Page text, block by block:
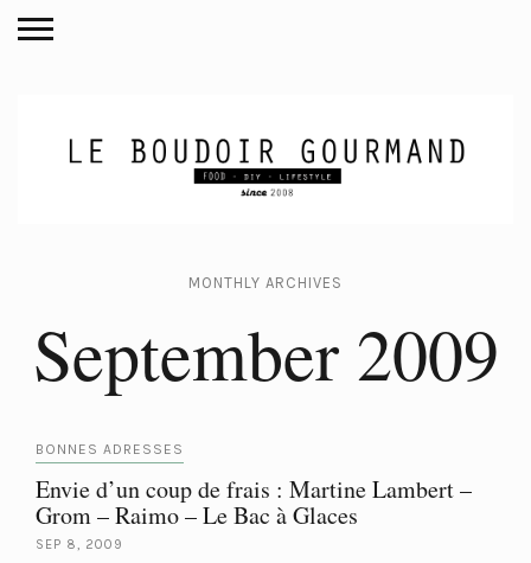
MONTHLY ARCHIVES
September 2009
BONNES ADRESSES
Envie d’un coup de frais : Martine Lambert –
Grom – Raimo – Le Bac à Glaces
SEP 8, 2009